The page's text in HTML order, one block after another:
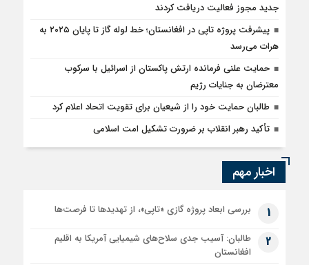
جدید مجوز فعالیت دریافت کردند
پیشرفت پروژه تاپی در افغانستان؛ خط لوله گاز تا پایان ۲۰۲۵ به
هرات می‌رسد
حمایت علنی فرمانده ارتش پاکستان از اسرائیل با سرکوب
معترضان به جنایات رژیم
طالبان حمایت خود را از شیعیان برای تقویت اتحاد اعلام کرد
تأکید رهبر انقلاب بر ضرورت تشکیل امت اسلامی
اخبار مهم
1 بررسی ابعاد پروژه گازی «تاپی»، از تهدیدها تا فرصت‌ها
2
طالبان: آسیب جدی سلاح‌های شیمیایی آمریکا به اقلیم
افغانستان